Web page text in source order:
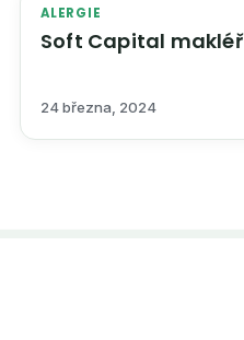
ALERGIE
Soft Capital makléř
24 března, 2024